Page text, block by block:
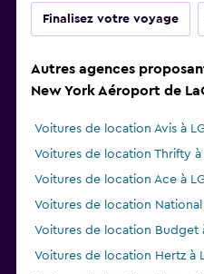
Finalisez votre voyage
Autres agences
New York Aéroport de
Voitures de location Avis à
Voitures de location Thrifty à
Voitures de location Ace à
Voitures de location National
Voitures de location Budget
Voitures de location Hertz à